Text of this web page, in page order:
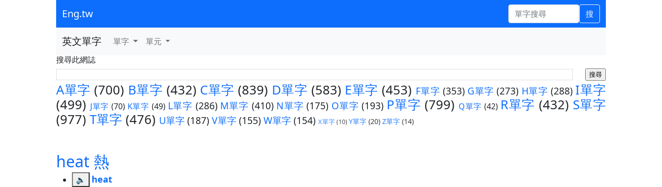
Eng.tw 搜
英文單字 單字
單元
搜尋此網誌
A單字 (700) B單字 (432) C單字 (839) D單字 (583) E單字 (453) F單字 (353) G單字 (273) H單字 (288) I單字
(499) J單字 (70) K單字 (49) L單字 (286) M單字 (410) N單字 (175) O單字 (193) P單字 (799) Q單字 (42) R單字 (432) S單字
(977) T單字 (476) U單字(187) V單字(155) W單字(154) X單字(10)Y單字 (20) Z單字 (14)
heat 熱
🔈 heat